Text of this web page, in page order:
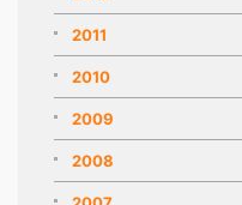
2011
2010
2009
2008